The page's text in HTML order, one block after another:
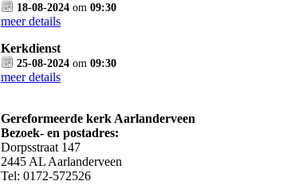
18-08-2024 om 09:30
meer details
Kerkdienst
25-08-2024 om 09:30
meer details
Gereformeerde kerk Aarlanderveen
Bezoek- en postadres:
Dorpsstraat 147
2445 AL Aarlanderveen
Tel: 0172-572526